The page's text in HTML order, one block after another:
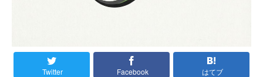
Twitter Facebook はてブ